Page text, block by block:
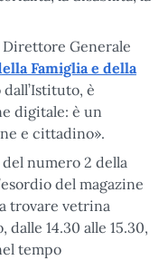
Generale
Famiglia e della
è
digitale: è un
e cittadino».
numero 2 della
del magazine
trovare vetrina
dalle 14.30 alle 15.30,
tempo